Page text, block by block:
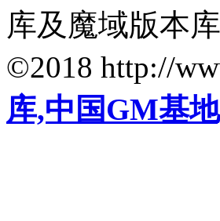
库及魔域版本
©2018 http://
库,中国GM基